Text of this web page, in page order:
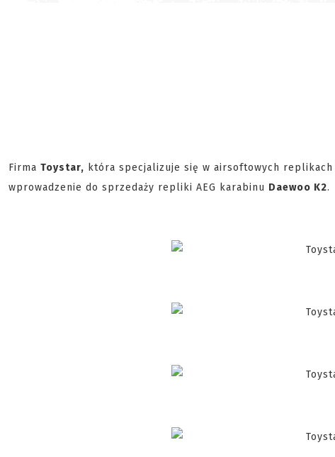
Firma Toystar, która specjalizuje się w airsoftowych
wprowadzenie do sprzedaży repliki AEG karabinu Daewoo K2.